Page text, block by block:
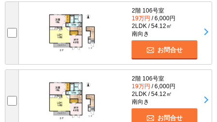
2階 106号室
19万円 / 6,000円
2LDK / 54.12㎡
南向き
お問合せ
2階 106号室
19万円 / 6,000円
2LDK / 54.12㎡
南向き
お問合せ